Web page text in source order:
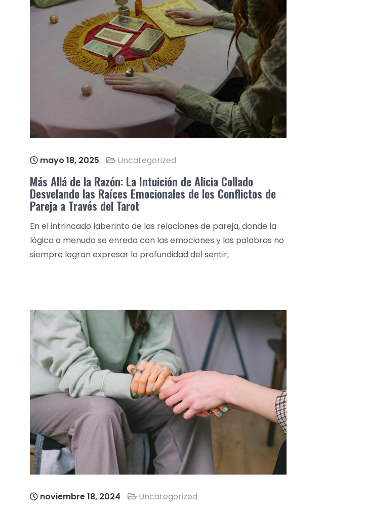
mayo 18, 2025 Uncategorized
Más Allá de la Razón: La Intuición de Alicia Collado
Desvelando las Raíces Emocionales de los Conflictos de
Pareja a Través del Tarot
En el intrincado laberinto de las relaciones de pareja, donde la
lógica a menudo se enreda con las emociones y las palabras no
siempre logran expresar la profundidad del sentir,
noviembre 18, 2024 Uncategorized